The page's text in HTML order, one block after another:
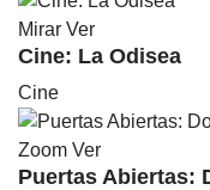
Mirar Ver
Cine: La Odisea
Cine
Zoom Ver
Puertas Abiertas: